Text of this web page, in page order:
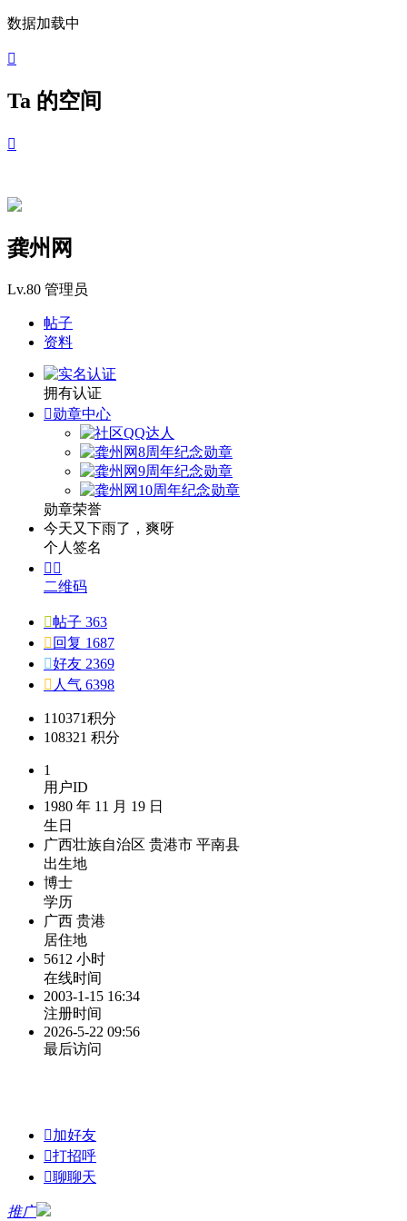
数据加载中

Ta 的空间

龚州网
Lv.80 管理员
帖子
资料
拥有认证
勋章中心
勋章荣誉
今天又下雨了，爽呀
个人签名
 
二维码
帖子 363
 回复 1687
好友 2369
 人气 6398
110371积分
108321 积分
1
用户ID
1980 年 11 月 19 日
生日
广西壮族自治区 贵港市 平南县
出生地
博士
学历
广西 贵港
居住地
5612 小时
在线时间
2003-1-15 16:34
注册时间
2026-5-22 09:56
最后访问
加好友
打招呼
聊聊天
推广